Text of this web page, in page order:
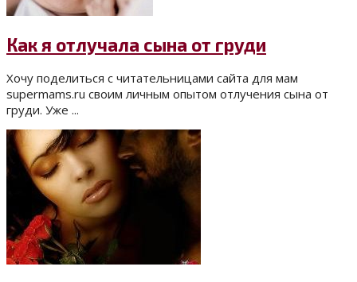
Как я отлучала сына от груди
Хочу поделиться с читательницами сайта для мам
supermams.ru своим личным опытом отлучения сына от
груди. Уже ...